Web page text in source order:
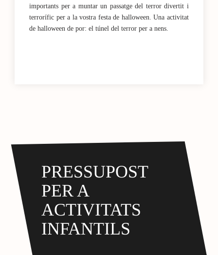
importants per a muntar un passatge del terror divertit i
terrorífic per a la vostra festa de halloween. Una activitat
de halloween de por: el túnel del terror per a nens.
PRESSUPOST
PER A
ACTIVITATS
INFANTILS